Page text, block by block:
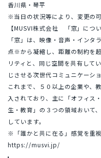
香川県・琴平
※当日の状況等により、変更の
【MUSVI株式会社　「窓」につい
「窓」は、映像・音声・イン
点※から凝縮し、距離の制約を
リティと、同じ空間を共有して
じさせる次世代コミュニケーシ
これまで、５０以上の企業や、
入されており、主に「オフィス
生・教育」の３つの領域おいて
しています。
※「誰かと共に在る」感覚を重
https://musvi.jp/